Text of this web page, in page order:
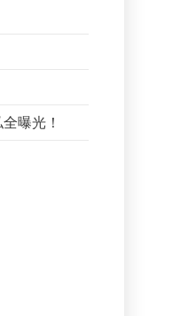
曝光！